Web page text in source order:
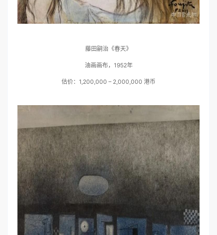
藤田嗣治《春天》
油画画布，1952年
估价：1,200,000 – 2,000,000 港币